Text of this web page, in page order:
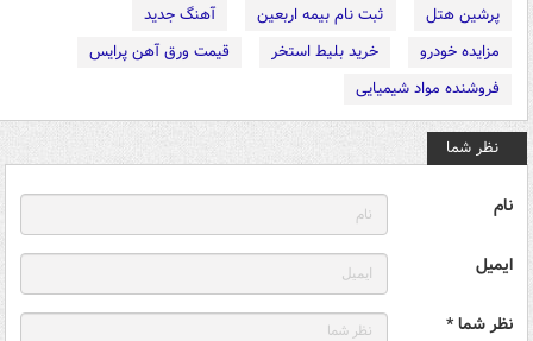
پرشین هتل
ثبت نام بیمه اربعین
آهنگ جدید
مزایده خودرو
خرید بلیط استخر
قیمت ورق آهن پرایس
فروشنده مواد شیمیایی
نظر شما
نام
ایمیل
نظر شما *